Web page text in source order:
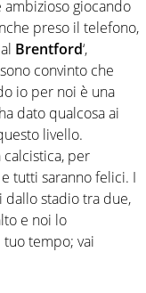
ambizioso giocando
preso il telefono,
Brentford‘,
convinto che
io per noi è una
dato qualcosa ai
livello.
calcistica, per
tutti saranno felici. I
stadio tra due,
e noi lo
tempo; vai